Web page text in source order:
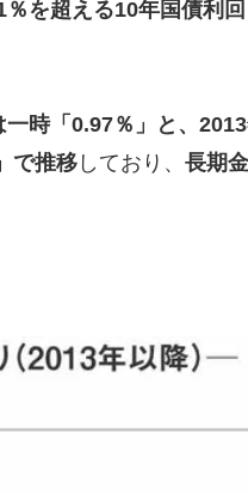
を超える10年国債利
時「0.97％」と、
で推移しており、 長期